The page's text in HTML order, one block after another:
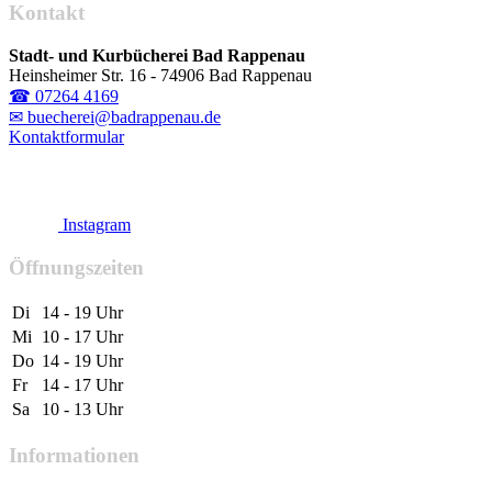
Kontakt
Stadt- und Kurbücherei Bad Rappenau
Heinsheimer Str. 16 - 74906 Bad Rappenau
☎ 07264 4169
✉ buecherei@badrappenau.de
Kontaktformular
Instagram
Öffnungszeiten
Di
14 - 19 Uhr
Mi
10 - 17 Uhr
Do 14 - 19 Uhr
Fr
14 - 17 Uhr
Sa
10 - 13 Uhr
Informationen